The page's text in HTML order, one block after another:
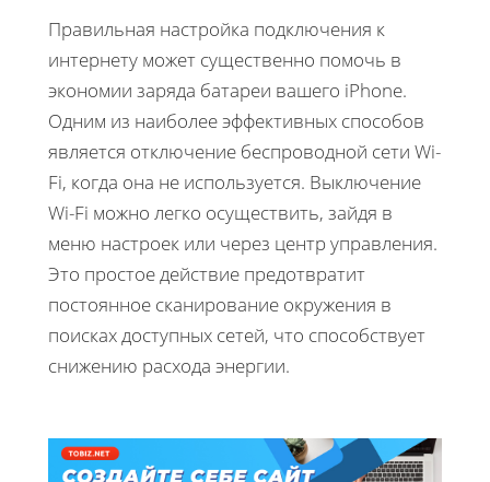
Правильная настройка подключения к
интернету может существенно помочь в
экономии заряда батареи вашего iPhone.
Одним из наиболее эффективных способов
является отключение беспроводной сети Wi-
Fi, когда она не используется. Выключение
Wi-Fi можно легко осуществить, зайдя в
меню настроек или через центр управления.
Это простое действие предотвратит
постоянное сканирование окружения в
поисках доступных сетей, что способствует
снижению расхода энергии.